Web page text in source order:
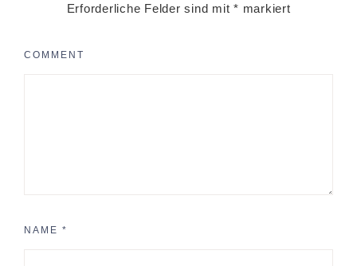
Erforderliche Felder sind mit * markiert
COMMENT
NAME *